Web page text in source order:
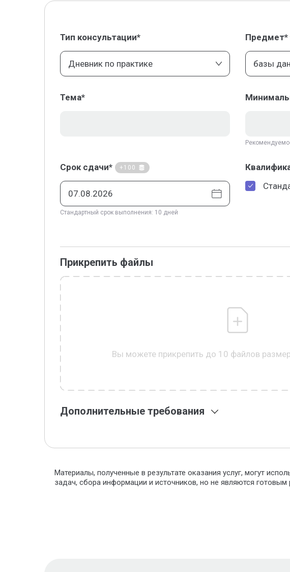
Тип консультации*
Дневник по практике
Предмет*
Тема*
Срок сдачи* +100
Стандартный срок выполнения: 10 дней
Прикрепить файлы
Вы можете прикрепить до 10 файлов
Дополнительные требования
Материалы, полученные в результате оказания услуг, могут
задач, сбора информации и источников, но не являются готовым